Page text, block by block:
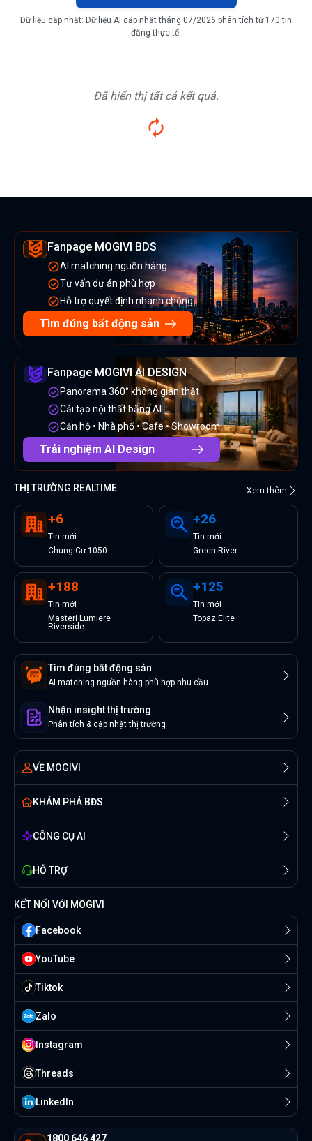
Dữ liệu cập nhật: Dữ liệu AI cập nhật tháng 07/2026 phân tích từ 170 tin
đăng thực tế.
Đã hiển thị tất cả kết quả.
Fanpage MOGIVI BDS
AI matching nguồn hàng
Tư vấn dự án phù hợp
Hỗ trợ quyết định nhanh chóng
Tìm đúng bất động sản
Fanpage MOGIVI AI DESIGN
Panorama 360° không gian thật
Cải tạo nội thất bằng AI
Căn hộ • Nhà phố • Cafe • Showroom
Trải nghiệm AI Design
THỊ TRƯỜNG REALTIME Xem thêm
+6
Tin mới
Chung Cư 1050
+26
Tin mới
Green River
+188
Tin mới
Masteri Lumiere
Riverside
+125
Tin mới
Topaz Elite
Tìm đúng bất động sản.
AI matching nguồn hàng phù hợp nhu cầu
Nhận insight thị trường
Phân tích & cập nhật thị trường
VỀ MOGIVI
KHÁM PHÁ BĐS
CÔNG CỤ AI
HỖ TRỢ
1800 646 427
KẾT NỐI VỚI MOGIVI
Facebook
YouTube
Tiktok
Zalo
Instagram
Threads
Linkedln